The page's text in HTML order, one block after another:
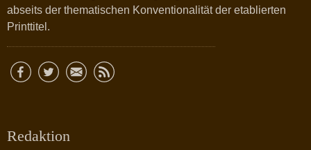
abseits der thematischen Konventionalität der etablierten
Printtitel.
Redaktion